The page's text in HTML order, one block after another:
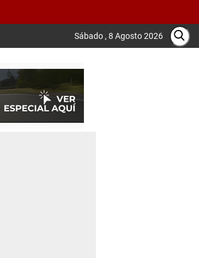
Sábado , 8 Agosto 2026